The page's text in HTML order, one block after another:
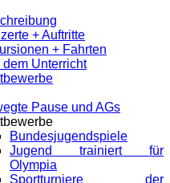
+ Auftritte
+ Fahrten
dem Unterricht
Pause und AGs
Bundesjugendspiele
Jugend trainiert für
Olympia
Sportturniere der